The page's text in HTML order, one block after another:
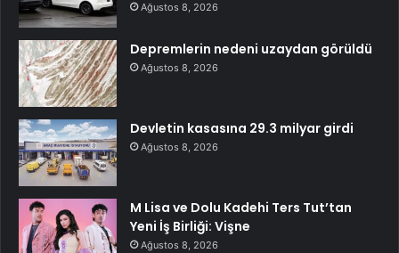
Ağustos 8, 2026
Depremlerin nedeni uzaydan görüldü
Ağustos 8, 2026
Devletin kasasına 29.3 milyar girdi
Ağustos 8, 2026
M Lisa ve Dolu Kadehi Ters Tut’tan
Yeni İş Birliği: Vişne
Ağustos 8, 2026